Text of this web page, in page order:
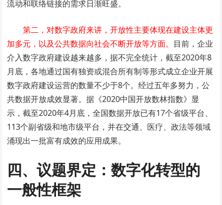
流动和联络链接的需求日渐旺盛。
第二，对数字政府来讲，开放性主要体现在建设主体更
加多元，以及公共数据向社会不断开放等方面。 目前，企业
介入数字政府建设越来越多，据不完全统计，截至2020年8
月底，各地通过国有独资或混合所有制等形式成立企业开展
数字政府建设运营的数量不少于8个。经过五年多努力，公
共数据开放成效显著。据《2020中国开放数林指数》显
示，截至2020年4月底，全国数据开放已有17个省级平台、
113个副省级和地市级平台，并在交通、医疗、政法等领域
涌现出一批富有成效的应用成果。
四、议题界定：数字化转型的
一般性框架